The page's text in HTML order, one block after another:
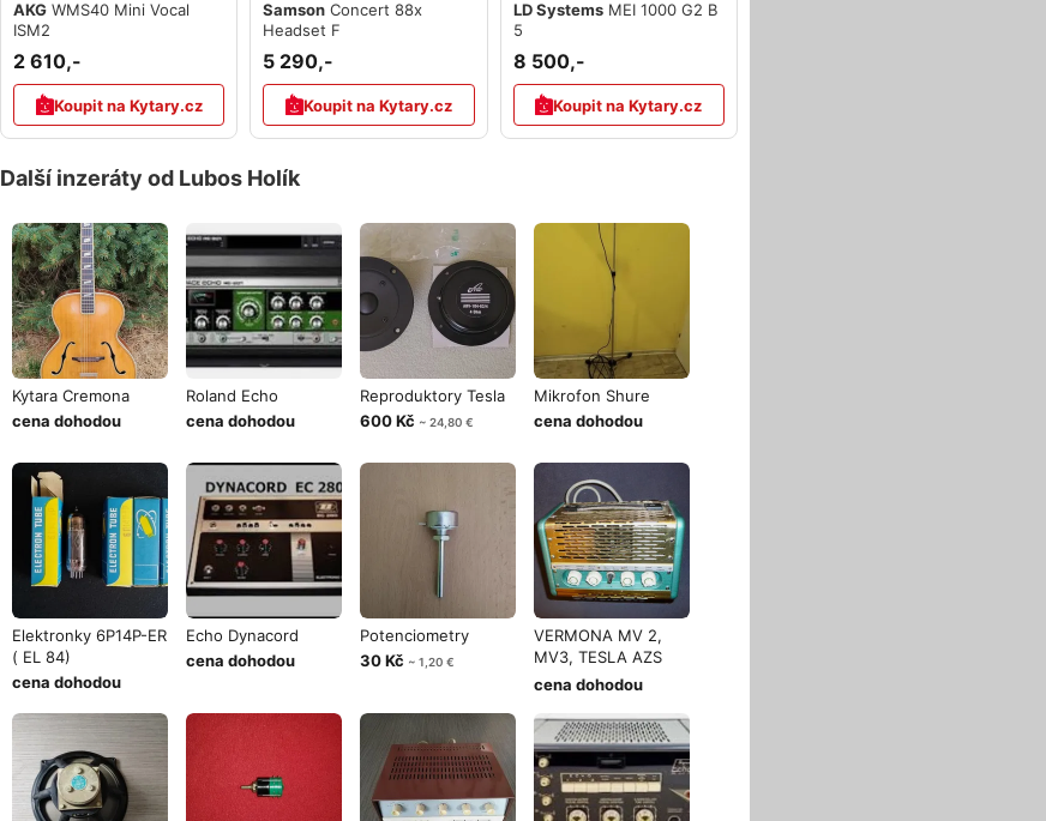
AKG WMS40 Mini Vocal
ISM2
2 610,-
Koupit na Kytary.cz
Samson Concert 88x
Headset F
5 290,-
Koupit na Kytary.cz
LD Systems MEI 1000 G2 B
5
8 500,-
Koupit na Kytary.cz
Další inzeráty od Lubos Holík
Kytara Cremona
cena dohodou
Roland Echo
cena dohodou
Reproduktory Tesla
600 Kč ~ 24,80 €
Mikrofon Shure
cena dohodou
Elektronky 6P14P-ER
( EL 84)
cena dohodou
Echo Dynacord
cena dohodou
Potenciometry
30 Kč ~ 1,20 €
VERMONA MV 2,
MV3, TESLA AZS
021
cena dohodou